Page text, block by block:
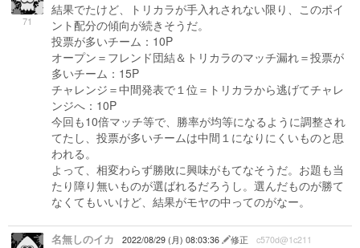
71
結果でたけど、トリカラが手入れされない限り、このポイ
ント配分の傾向が続きそうだ。
投票が多いチーム：10P
オープン＝フレンド団結＆トリカラのマッチ漏れ＝投票が
多いチーム：15P
チャレンジ＝中間発表で１位＝トリカラから逃げてチャレ
ンジへ：10P
今回も10倍マッチ等で、勝率が均等になるように調整され
てたし、投票が多いチームは中間１になりにくいものと思
われる。
よって、相変わらず勝敗に興味がもてなそうだ。お題も当
たり障り無いものが選ばれるだろうし。選んだものが勝て
なくてもいいけど、結果がモヤの中ってのがなー。
名無しのイカ 2022/08/29 (月) 08:03:36 修正 c570d@1c211